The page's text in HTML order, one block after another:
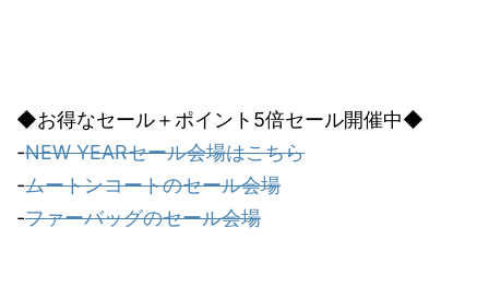
◆お得なセール＋ポイント5倍セール開催中◆
-NEW YEARセール会場はこちら
-ムートンコートのセール会場
-ファーバッグのセール会場